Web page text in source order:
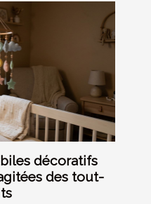
décoratifs
des tout-